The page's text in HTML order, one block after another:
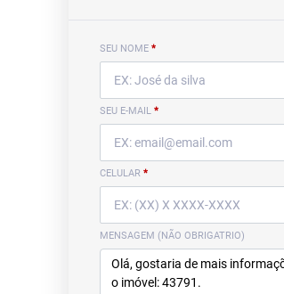
SEU NOME *
SEU E-MAIL *
CELULAR *
MENSAGEM (NÃO OBRIGATRIO)